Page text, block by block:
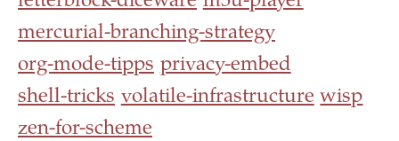
mercurial-branching-strategy
org-mode-tipps privacy-embed
shell-tricks volatile-infrastructure wisp
zen-for-scheme